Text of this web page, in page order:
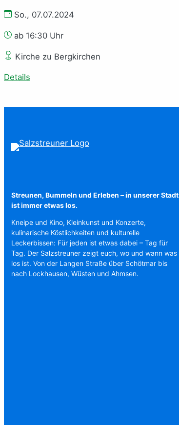
So., 07.07.2024
ab 16:30 Uhr
Kirche zu Bergkirchen
Details
Streunen, Bummeln und Erleben – in unserer Stadt
ist immer etwas los.
Kneipe und Kino, Kleinkunst und Konzerte,
kulinarische Köstlichkeiten und kulturelle
Leckerbissen: Für jeden ist etwas dabei – Tag für
Tag. Der Salzstreuner zeigt euch, wo und wann was
los ist. Von der Langen Straße über Schötmar bis
nach Lockhausen, Wüsten und Ahmsen.